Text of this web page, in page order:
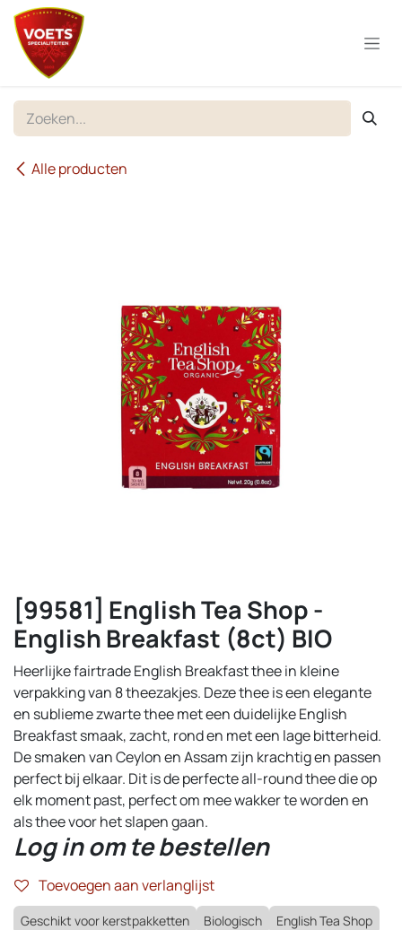
Overslaan naar inhoud
Alle producten
[99581] English Tea Shop -
English Breakfast (8ct) BIO
Heerlijke fairtrade English Breakfast thee in kleine
verpakking van 8 theezakjes. Deze thee is een elegante
en sublieme zwarte thee met een duidelijke English
Breakfast smaak, zacht, rond en met een lage bitterheid.
De smaken van Ceylon en Assam zijn krachtig en passen
perfect bij elkaar. Dit is de perfecte all-round thee die op
elk moment past, perfect om mee wakker te worden en
als thee voor het slapen gaan.
Log in om te bestellen
Toevoegen aan verlanglijst
Geschikt voor kerstpakketten Biologisch English Tea Shop